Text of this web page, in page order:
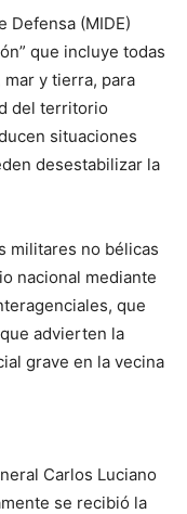
Defensa (MIDE)
que incluye todas
y tierra, para
del territorio
situaciones
desestabilizar la
militares no bélicas
nacional mediante
que
advierten la
grave en la vecina
Carlos Luciano
se recibió la